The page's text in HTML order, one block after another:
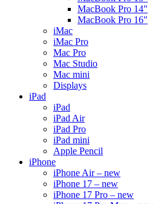
MacBook Pro 14″
MacBook Pro 16″
iMac
iMac Pro
Mac Pro
Mac Studio
Mac mini
Displays
iPad
iPad
iPad Air
iPad Pro
iPad mini
Apple Pencil
iPhone
iPhone Air – new
iPhone 17 – new
iPhone 17 Pro – new